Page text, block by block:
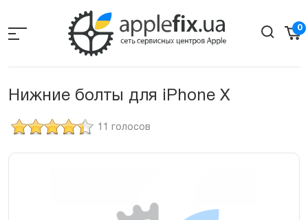
the
0
Нижние болты для iPhone Х
11 голосов